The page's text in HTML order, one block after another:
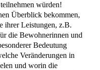
würden!
Überblick bekommen,
ihrer Leistungen, z.B.
die Bewohnerinnen und
Bedeutung
Veränderungen in
und worin die